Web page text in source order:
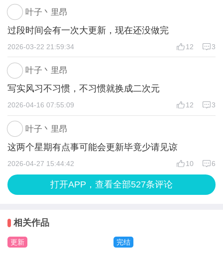
注意事项:1普通异能加防御，但我玩的时候修防御有
bug就是修不了，选择方面保持中立，因为便宜。2打
商店币的玩法是点一下枪械会自动攻击，下蹲躲弹，
上下箭头移动可躲雷，用步枪打一次要40几发，建议
高阶后刷。3尸语者挺贵，有三个技能，二主一被，
主:一个吸很少血，伤害低(没用)，第二个耗25蓝打大
伤匕首伤害(不评价)。被:攻击一次后，傀儡被动打一
下敌人(耗一格蓝)伤害超低(没用)，所以建议更新后
看情况买。4关于粉丝值，在粉丝榜(闪艺介面，不是
游戏内)里有说明。5粉丝值和贡献值兑换的刀连击建
议先不领，这样好刷成就(一次攻击耗一蓝，且费
时)。6枪建议高级前不买太费钱了无法升级。7目前
有大用。8随时准备1到3瓶饮用水，怕打到一半没蓝
挥刀。9枪一次攻击加一点熟练度。
叶子丶里昂
过段时间会有一次大更新，现在还没做完
3
12
2026-03-22 21:59:34
叶子丶里昂
写实风习不习惯，不习惯就换成二次元
3
12
2026-04-16 07:55:09
叶子丶里昂
这两个星期有点事可能会更新毕竟少请见谅
6
10
2026-04-27 15:44:42
打开APP，查看全部527条评论
相关作品
更新 完结